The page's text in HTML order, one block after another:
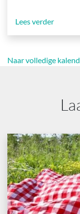
Lees verder
Naar volledige